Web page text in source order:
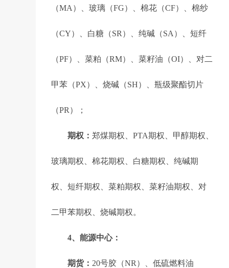
（MA）、玻璃（FG）、棉花（CF）、棉纱
（CY）、白糖（SR）、纯碱（SA）、短纤
（PF）、菜粕（RM）、菜籽油（OI）、对二
甲苯（PX）、烧碱（SH）、瓶级聚酯切片
（PR）；
期权： 郑煤期权、PTA期权、甲醇期权、
玻璃期权、棉花期权、白糖期权、纯碱期
权、短纤期权、菜粕期权、菜籽油期权、对
二甲苯期权、烧碱期权。
4、能源中心：
期货： 20号胶（NR）、低硫燃料油